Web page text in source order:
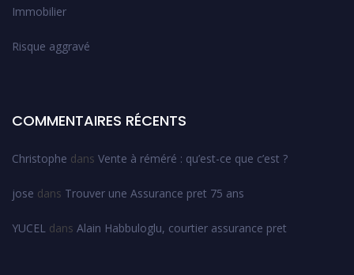
Immobilier
Risque aggravé
COMMENTAIRES RÉCENTS
Christophe dans Vente à réméré : qu’est-ce que c’est ?
jose dans Trouver une Assurance pret 75 ans
YUCEL dans Alain Habbuloglu, courtier assurance pret